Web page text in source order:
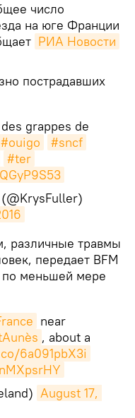
число
на юге Франции
РИА Новости
пострадавших
grappes de
#ouigo
#sncf
#ter
различные травмы
передает BFM
по меньшей мере
near
, about a
6a091pbX3i
August 17,